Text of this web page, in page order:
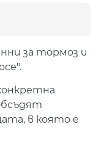
за тормоз и
в която е